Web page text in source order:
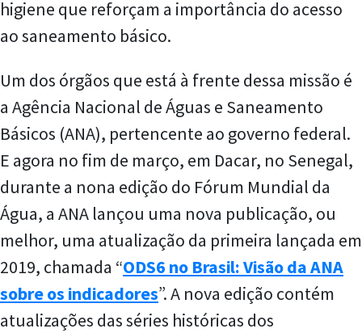
higiene que reforçam a importância do acesso
ao saneamento básico.
Um dos órgãos que está à frente dessa missão é
a Agência Nacional de Águas e Saneamento
Básicos (ANA), pertencente ao governo federal.
E agora no fim de março, em Dacar, no Senegal,
durante a nona edição do Fórum Mundial da
Água, a ANA lançou uma nova publicação, ou
melhor, uma atualização da primeira lançada em
2019, chamada “ODS6 no Brasil: Visão da ANA
sobre os indicadores”. A nova edição contém
atualizações das séries históricas dos